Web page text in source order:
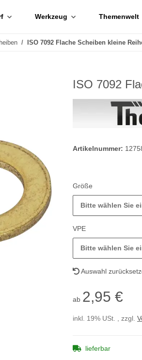
Werkzeug Themenwelt
ISO 7092 Flache Scheiben kleine
ISO 7092
Artikelnummer:
Größe
Bitte wählen Sie
VPE
Bitte wählen Sie
Auswahl
ab 2,95 €
inkl. 19% USt. , zzgl.
lieferbar